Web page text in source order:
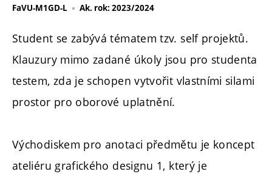
FaVU-M1GD-L Ak. rok: 2023/2024
Student se zabývá tématem tzv. self projektů.
Klauzury mimo zadané úkoly jsou pro studenta
testem, zda je schopen vytvořit vlastními silami
prostor pro oborové uplatnění.
Východiskem pro anotaci předmětu je koncept
ateliéru grafického designu 1, který je